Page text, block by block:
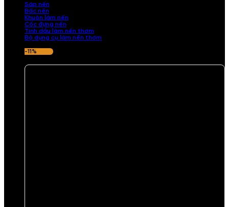
Sáp nến
Bấc nến
Khuôn làm nến
Cốc đựng nến
Tinh dầu làm nến thơm
Bộ dụng cụ làm nến thơm
-11%